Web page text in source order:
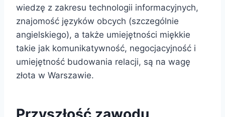
wiedzę z zakresu technologii informacyjnych,
znajomość języków obcych (szczególnie
angielskiego), a także umiejętności miękkie
takie jak komunikatywność, negocjacyjność i
umiejętność budowania relacji, są na wagę
złota w Warszawie.